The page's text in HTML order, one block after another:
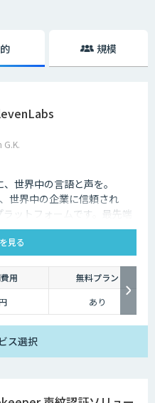
規模
G.K.
世界中の言語と声を。
世界中の企業に信頼され
ットフォームです。最先端
語対応やボイスクローニン
レールの中で提供します。
見る
用
無料プラン
あり
ス選択